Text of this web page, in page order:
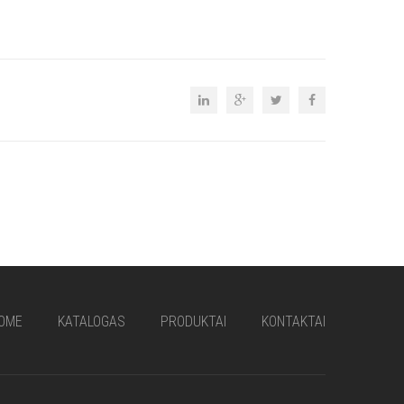
KATALOGAS PRODUKTAI KONTAKTAI